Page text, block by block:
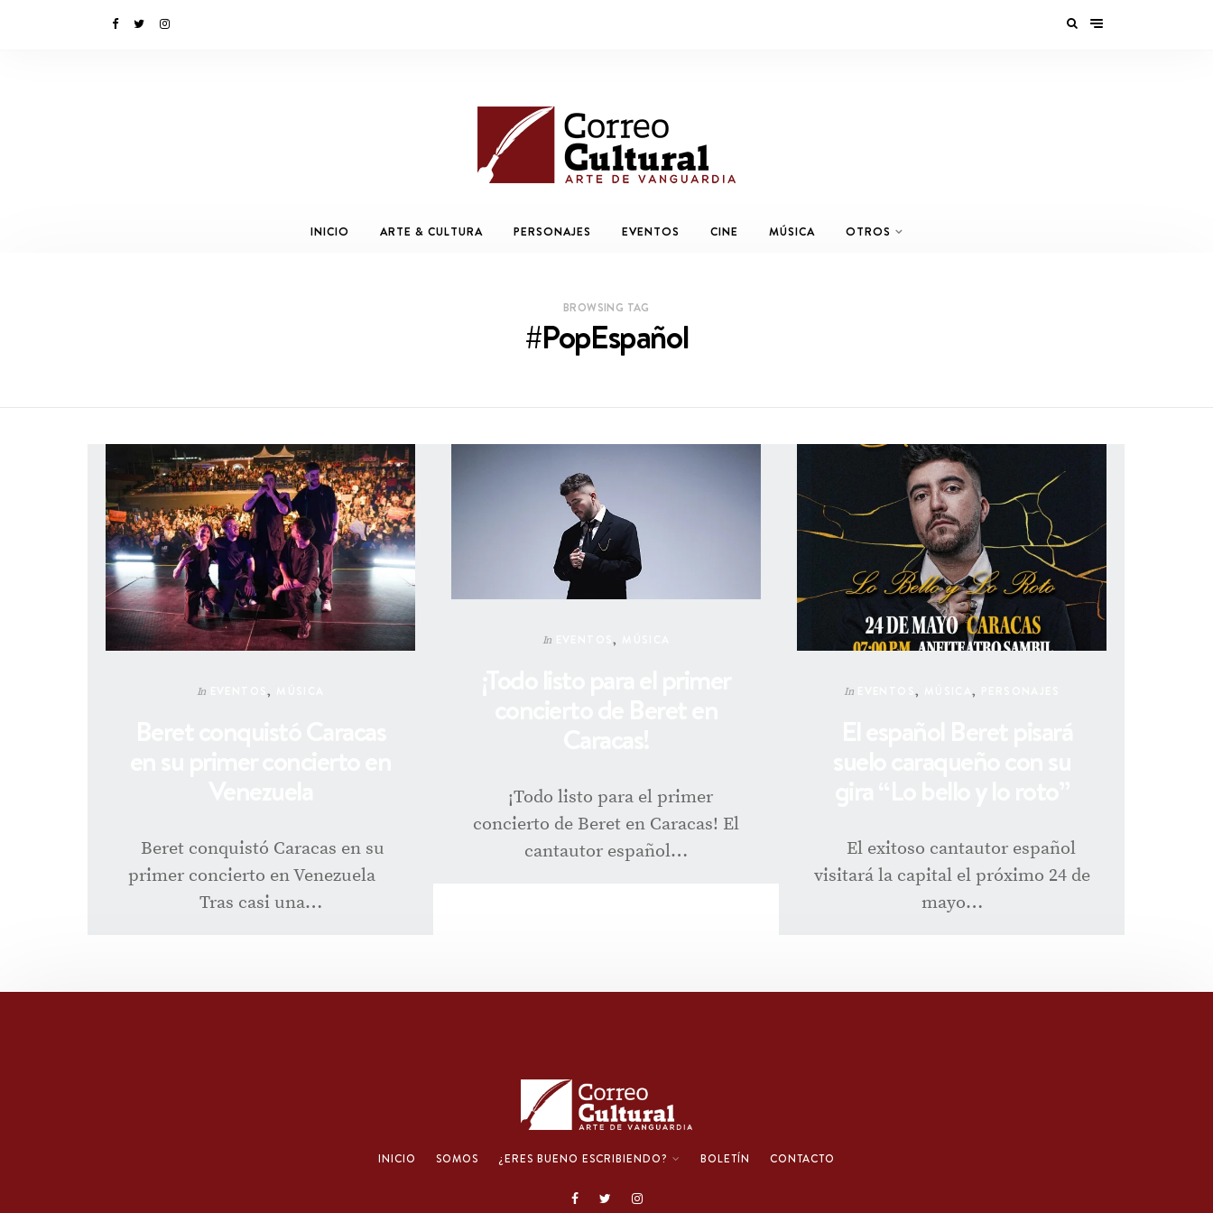
INICIO ARTE & CULTURA PERSONAJES EVENTOS CINE MÚSICA OTROS
BROWSING TAG
#PopEspañol
In EVENTOS,
Beret conquistó Caracas en su
primer concierto en Venezuela
Tras casi una…
In EVENTOS,
¡Todo listo para el primer
concierto de Beret en Caracas! El
cantautor español…
In EVENTOS, MÚSICA,
El exitoso cantautor español
visitará la capital el próximo 24 de
mayo…
INICIO SOMOS ¿ERES BUENO ESCRIBIENDO? BOLETÍN CONTACTO